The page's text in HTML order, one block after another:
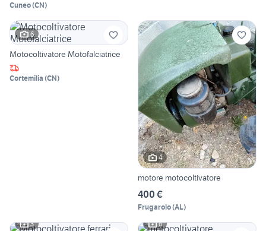
Cuneo(CN)
6
Motocoltivatore Motofalciatrice
Cortemilia (CN)
4
motore motocoltivatore
400 €
Frugarolo(AL)
3
6